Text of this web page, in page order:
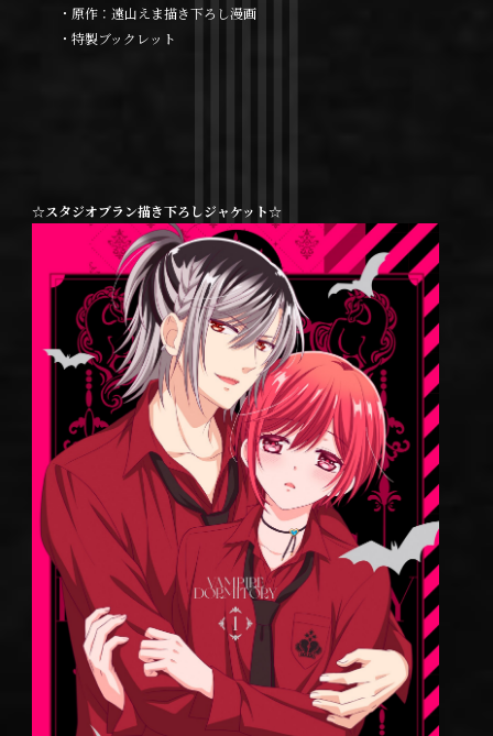
・原作：遠山えま描き下ろし漫画
・特製ブックレット
☆スタジオブラン描き下ろしジャケット☆